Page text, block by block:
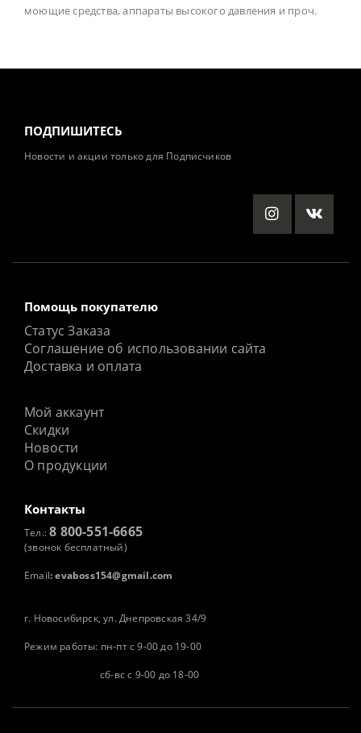
моющие средства, аппараты высокого давления и проч.
ПОДПИШИТЕСЬ
Новости и акции только для Подписчиков
Помощь покупателю
Статус Заказа
Соглашение об использовании сайта
Доставка и оплата
Мой аккаунт
Скидки
Новости
О продукции
Контакты
Тел.:8 800-551-6665
(звонок бесплатный)
Email: evaboss154@gmail.com
г. Новосибирск, ул. Днепровская 34/9
Режим работы: пн-пт с 9-00 до 19-00
сб-вс с 9-00 до 18-00